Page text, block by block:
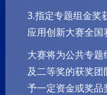
3.指定专题组金奖
应用创新大赛全国
大赛将为公共专
及二等奖的获奖
予一定资金或奖品